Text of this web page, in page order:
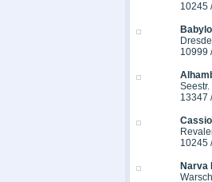
10245
10999
Seestr.
13347
10245
Narva